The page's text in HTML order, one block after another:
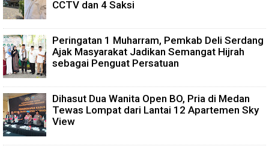
CCTV dan 4 Saksi
Peringatan 1 Muharram, Pemkab Deli Serdang
Ajak Masyarakat Jadikan Semangat Hijrah
sebagai Penguat Persatuan
Dihasut Dua Wanita Open BO, Pria di Medan
Tewas Lompat dari Lantai 12 Apartemen Sky
View